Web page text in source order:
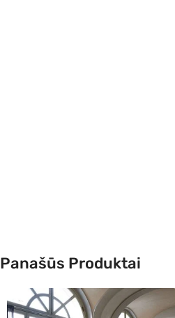
Panašūs Produktai